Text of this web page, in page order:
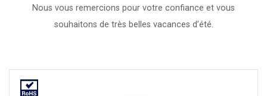
Nous vous remercions pour votre confiance et vous
souhaitons de très belles vacances d’été.